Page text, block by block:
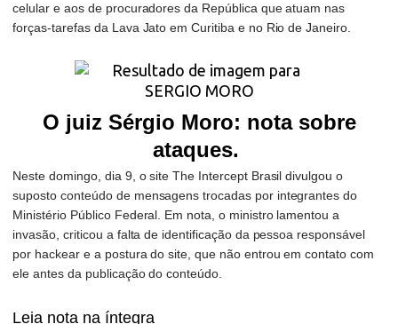
celular e aos de procuradores da República que atuam nas
forças-tarefas da Lava Jato em Curitiba e no Rio de Janeiro.
O juiz Sérgio Moro: nota sobre
ataques.
Neste domingo, dia 9, o site The Intercept Brasil divulgou o
suposto conteúdo de mensagens trocadas por integrantes do
Ministério Público Federal. Em nota, o ministro lamentou a
invasão, criticou a falta de identificação da pessoa responsável
por hackear e a postura do site, que não entrou em contato com
ele antes da publicação do conteúdo.
Leia nota na íntegra